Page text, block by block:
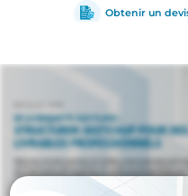
Obtenir un